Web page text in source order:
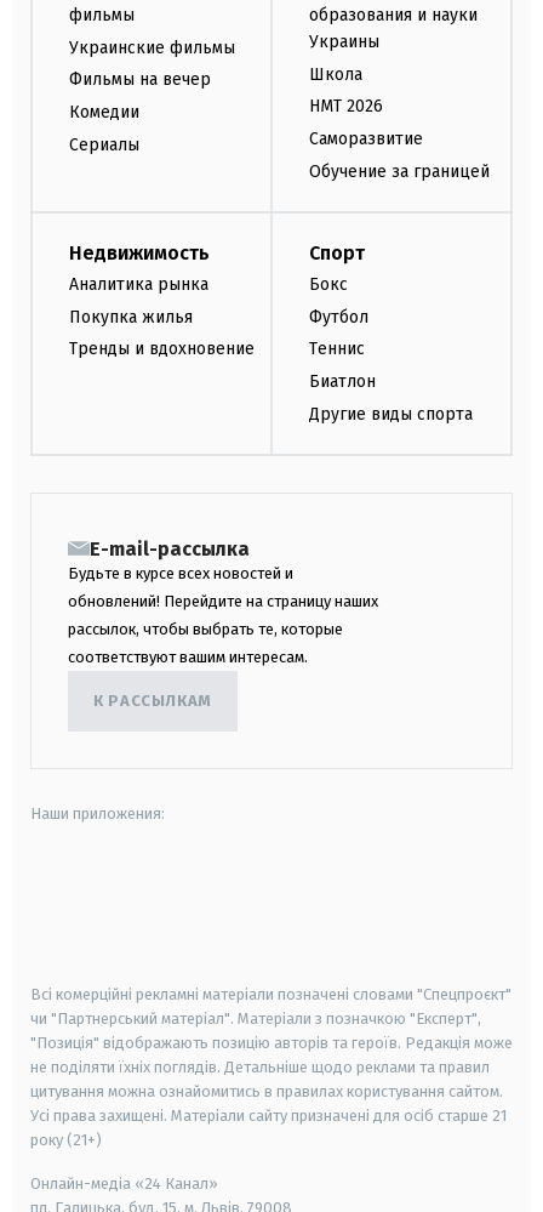
фильмы
Украинские фильмы
Фильмы на вечер
Комедии
Сериалы
образования и науки
Украины
Школа
НМТ 2026
Саморазвитие
Обучение за границей
Недвижимость
Аналитика рынка
Покупка жилья
Тренды и вдохновение
Спорт
Бокс
Футбол
Теннис
Биатлон
Другие виды спорта
E-mail-рассылка
Будьте в курсе всех новостей и
обновлений! Перейдите на страницу наших
рассылок, чтобы выбрать те, которые
соответствуют вашим интересам.
К РАССЫЛКАМ
Наши приложения:
Всі комерційні рекламні матеріали позначені словами "Спецпроєкт"
чи "Партнерський матеріал". Матеріали з позначкою "Експерт",
"Позиція" відображають позицію авторів та героїв. Редакція може
не поділяти їхніх поглядів. Детальніше щодо реклами та правил
цитування можна ознайомитись в правилах користування сайтом.
Усі права захищені. Матеріали сайту призначені для осіб старше 21
року (21+)
Онлайн-медіа «24 Канал»
пл. Галицька, буд. 15, м. Львів, 79008